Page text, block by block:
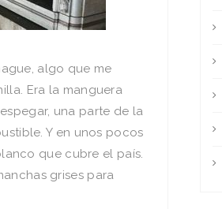
algo que me
Era la manguera
una parte de la
Y en unos pocos
que cubre el país.
grises para